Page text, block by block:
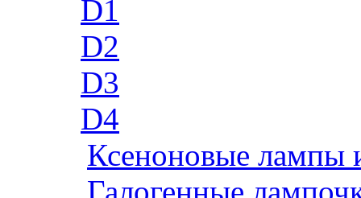
D1
D2
D3
D4
Ксеноновые лампы
Галогенные